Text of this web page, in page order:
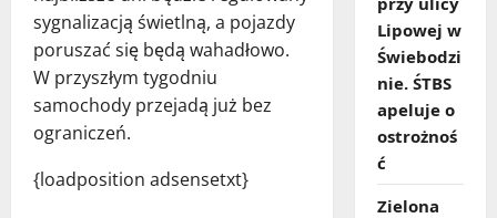
sygnalizacją świetlną, a pojazdy
poruszać się będą wahadłowo.
W przyszłym tygodniu
samochody przejadą już bez
ograniczeń.
{loadposition adsensetxt}
Lipowej w
Świebodzi
nie. ŚTBS
apeluje o
ostrożnoś
ć
Zielona